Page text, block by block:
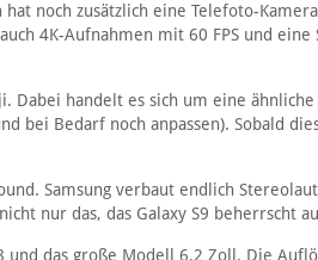
noch zusätzlich eine Telefoto-
4K-Aufnahmen mit 60 FPS und
Dabei handelt es sich um eine
bei Bedarf noch anpassen). Sobald
Samsung verbaut endlich
nur das, das Galaxy S9 beherrscht
das große Modell 6,2 Zoll. Die